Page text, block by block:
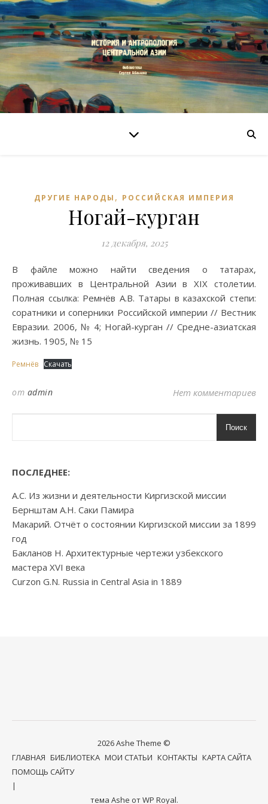
ДРУГИЕ НАРОДЫ , РОССИЙСКАЯ ИМПЕРИЯ
Ногай-курган
12 декабря, 2025
В файле можно найти сведения о татарах,
проживавших в Центральной Азии в XIX столетии.
Полная ссылка: Ремнёв А.В. Татары в казахской степи:
соратники и соперники Российской империи // Вестник
Евразии. 2006, № 4; Ногай-курган // Средне-азиатская
жизнь. 1905, № 15
Ремнёв Скачать
от admin Нет комментариев
Поиск
ПОСЛЕДНЕЕ:
А.С. Из жизни и деятельности Киргизской миссии
Бернштам А.Н. Саки Памира
Макарий. Отчёт о состоянии Киргизской миссии за 1899
год
Бакланов Н. Архитектурные чертежи узбекского
мастера XVI века
Curzon G.N. Russia in Central Asia in 1889
2026 Ashe Theme ©
ГЛАВНАЯ БИБЛИОТЕКА МОИ СТАТЬИ КОНТАКТЫ КАРТА САЙТА
ПОМОЩЬ САЙТУ
тема Ashe отWP Royal.